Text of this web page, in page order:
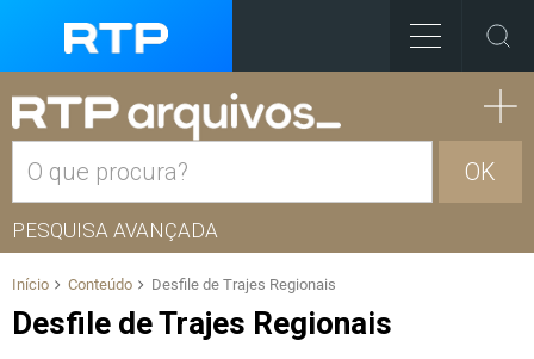
OK
PESQUISA AVANÇADA
Início Conteúdo Desfile de Trajes Regionais
Desfile de Trajes Regionais